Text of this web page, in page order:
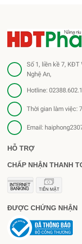
Số 1, liền kề 7, KĐT
Nghệ An,
Hotline:
Thời gian làm việc:
Email:
HỖ TRỢ
CHẤP NHẬN THANH
ĐƯỢC CHỨNG NHẬN